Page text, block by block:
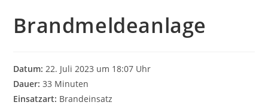
Brandmeldeanlage
Datum: 22. Juli 2023 um 18:07 Uhr
Dauer: 33 Minuten
Einsatzart: Brandeinsatz